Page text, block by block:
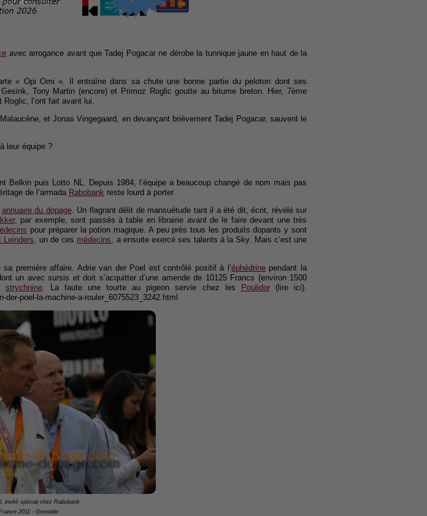
avec arrogance avant que Tadej Pogacar ne dérobe la tunnique jaune en haut de la
« Opi Omi ». Il entraîne dans sa chute une bonne partie du peloton dont ses
Tony Martin (encore) et Primoz Roglic goutte au bitume breton. Hier, 7ème
l’ont fait avant lui.
et Jonas Vingegaard, en devançant brièvement Tadej Pogacar, sauvent le
leur équipe ?
Belkin puis Lotto NL. Depuis 1984, l’équipe a beaucoup changé de nom mais pas
de l’armada Rabobank reste lourd à porter.
annuaire du dopage. Un flagrant délit de mansuétude tant il a été dit, écrit, révélé sur
, par exemple, sont passés à table en librairie avant de le faire devant une très
pour préparer la potion magique. A peu près tous les produits dopants y sont
Leinders, un de ces médecins, a ensuite exercé ses talents à la Sky. Mais c’est une
sa première affaire. Adrie van der Poel est contrôlé positif à l’éphédrinependant la
un avec sursis et doit s’acquitter d’une amende de 10125 Francs (environ 1500
strychnine. La faute une tourte au pigeon servie chez les Poulidor(lire ici).
poel-la-machine-a-rouler_6075523_3242.html
invité spécial chez Rabobank
2011 - Grenoble